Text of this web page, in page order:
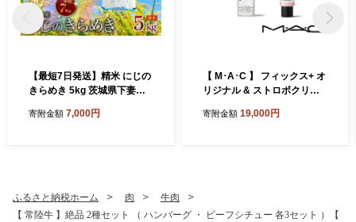
【最短7日発送】精米 にじの
きらめき 5kg 茨城県下妻市
にじのきらめき 令和7年産 茨
寄附金額 7,000円
【 M･A･C 】 フィックス+ オ
リジナル & ストロボクリー
ック M・A・C 】
寄附金額 19,000円
ふるさと納税ホーム 肉
牛肉
【 常陸牛 】絶品 2種セット （ ハンバーグ ・ ビーフシチュー 各3セット ）【